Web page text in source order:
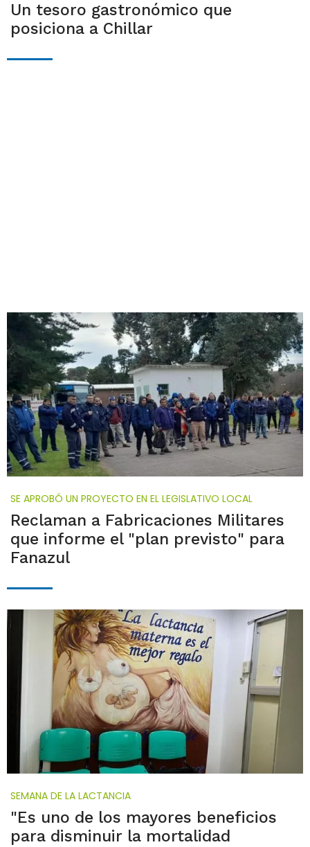
Un tesoro gastronómico que
posiciona a Chillar
SE APROBÓ UN PROYECTO EN EL LEGISLATIVO LOCAL
Reclaman a Fabricaciones Militares
que informe el "plan previsto" para
Fanazul
SEMANA DE LA LACTANCIA
"Es uno de los mayores beneficios
para disminuir la mortalidad